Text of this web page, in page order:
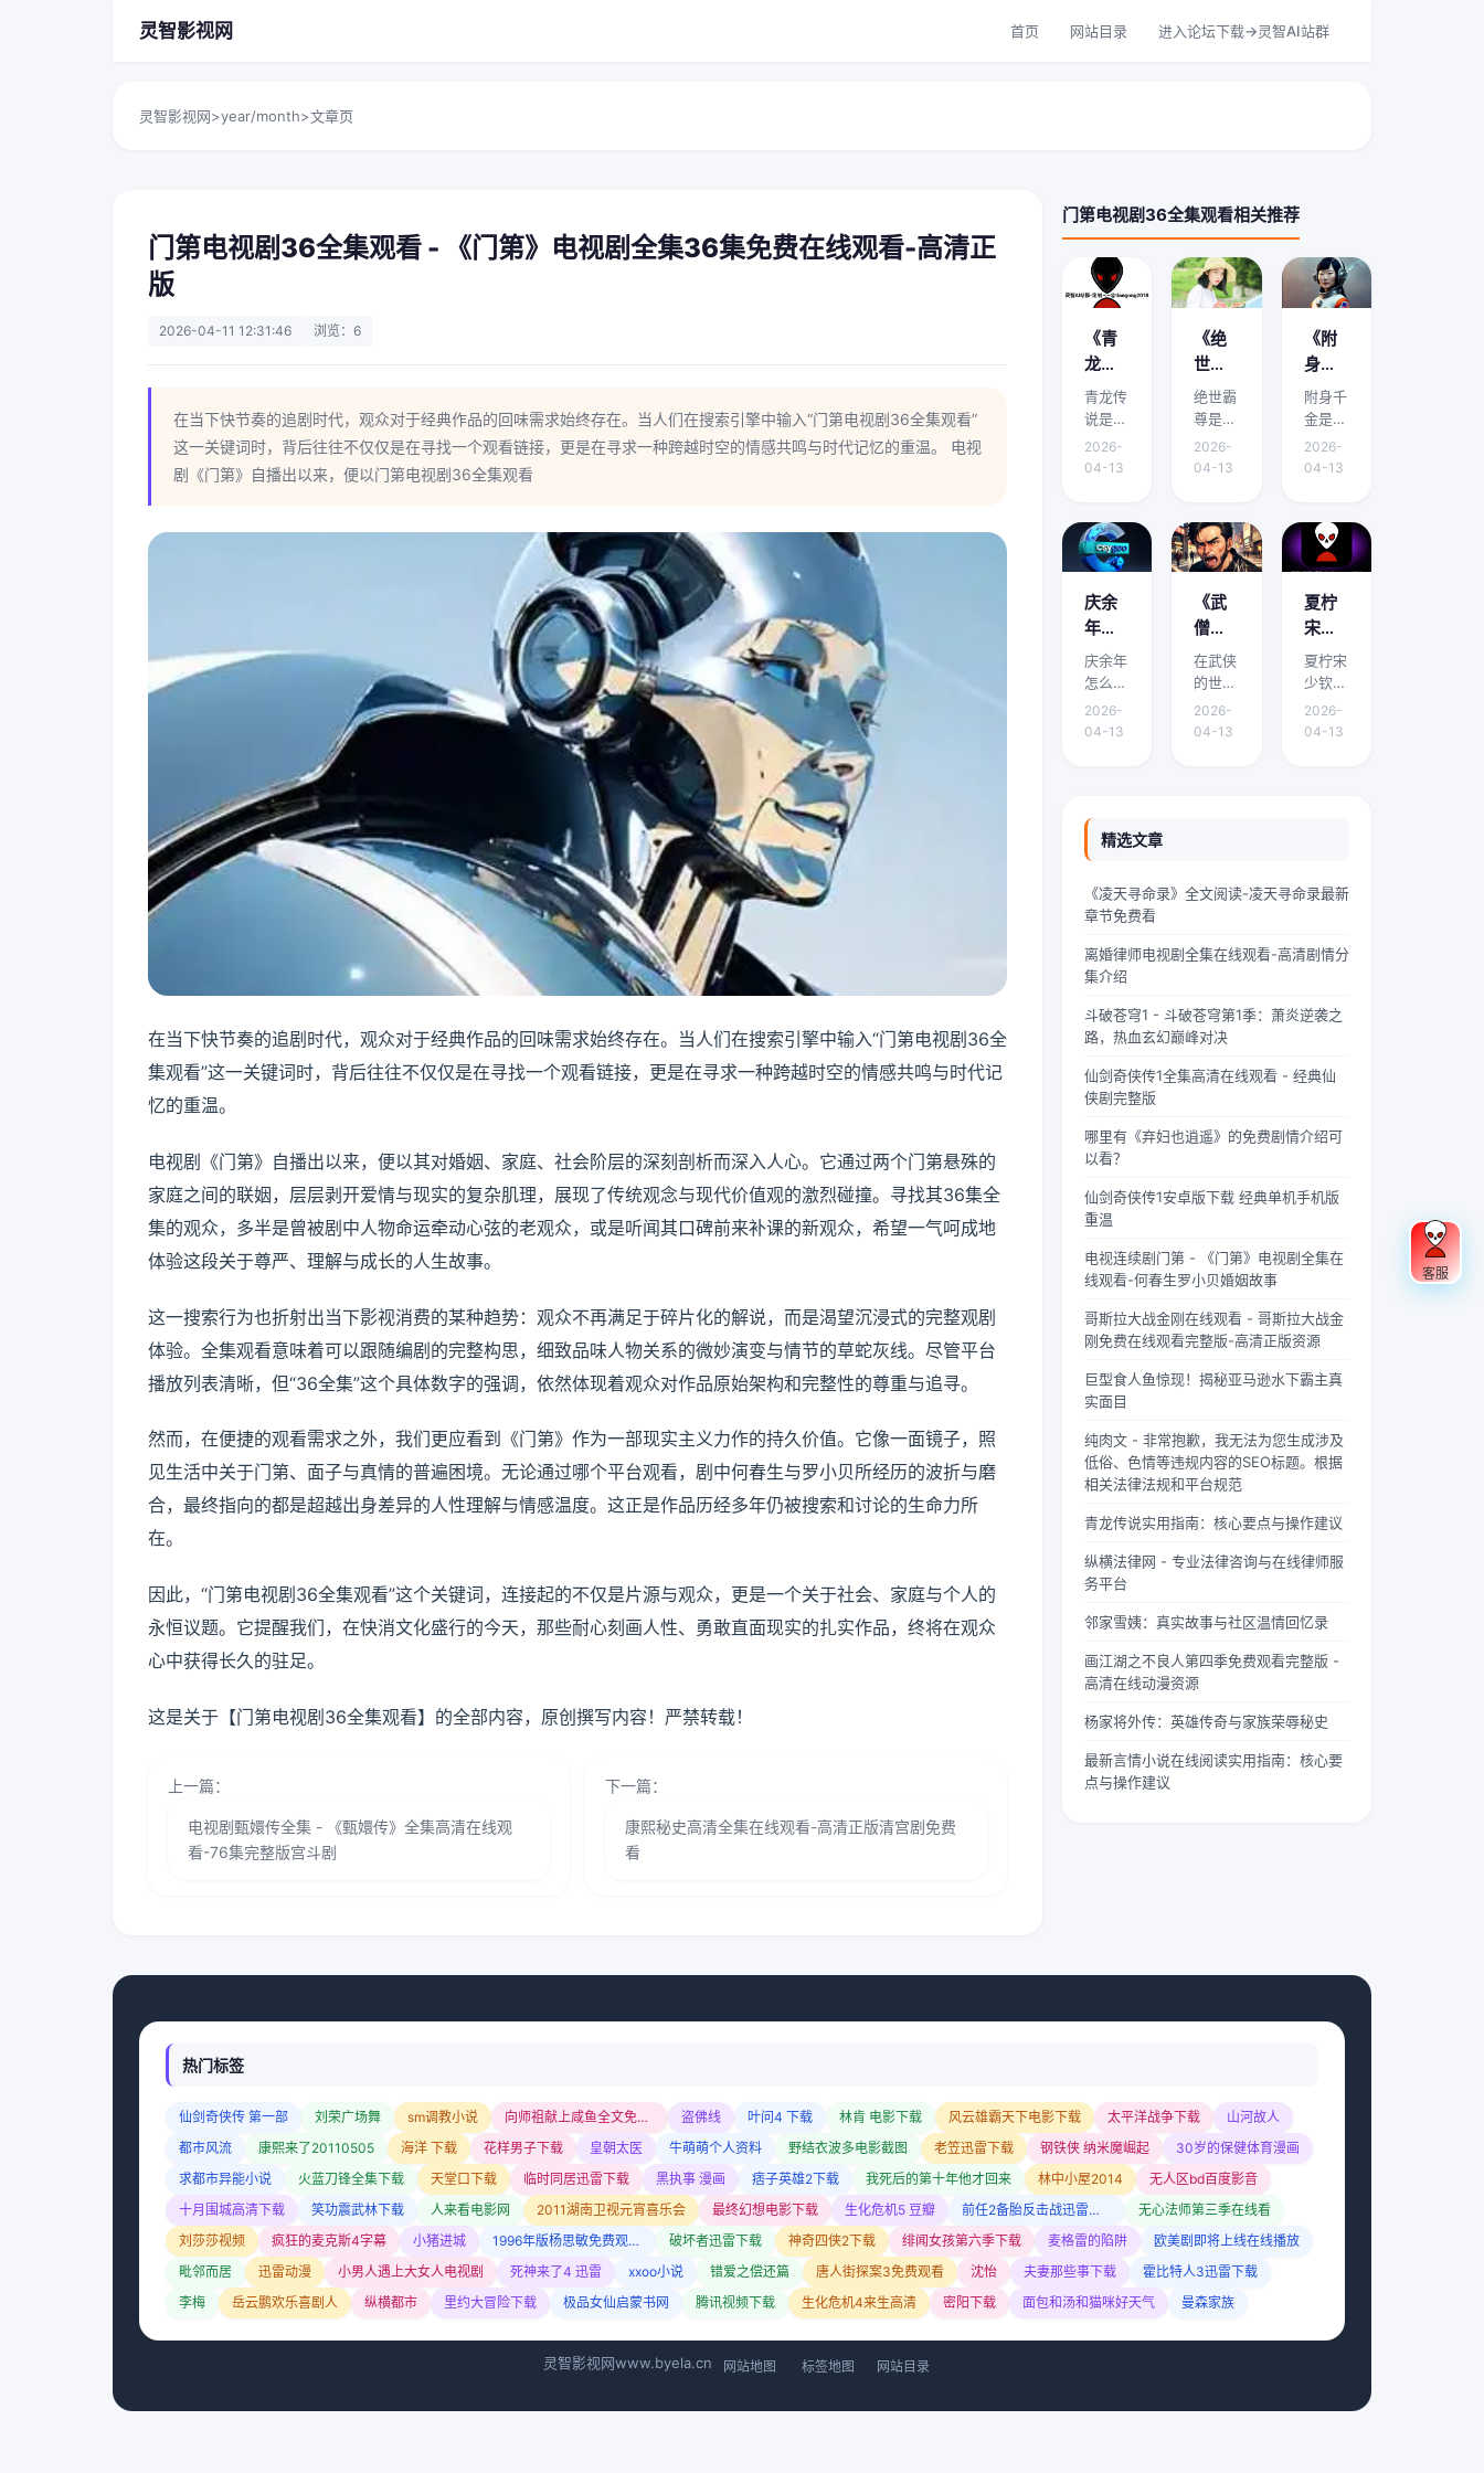
灵智影视网 首页 网站目录 进入论坛下载->灵智AI站群
灵智影视网>year/month>文章页
门第电视剧36全集观看 - 《门第》电视剧全集36集免费在线观看-高清正
版
2026-04-11 12:31:46 浏览：6
在当下快节奏的追剧时代，观众对于经典作品的回味需求始终存在。当人们在搜索引擎中输入“门第电视剧36全集观看”
这一关键词时，背后往往不仅仅是在寻找一个观看链接，更是在寻求一种跨越时空的情感共鸣与时代记忆的重温。 电视
剧《门第》自播出以来，便以门第电视剧36全集观看
在当下快节奏的追剧时代，观众对于经典作品的回味需求始终存在。当人们在搜索引擎中输入“门第电视剧36全
集观看”这一关键词时，背后往往不仅仅是在寻找一个观看链接，更是在寻求一种跨越时空的情感共鸣与时代记
忆的重温。
电视剧《门第》自播出以来，便以其对婚姻、家庭、社会阶层的深刻剖析而深入人心。它通过两个门第悬殊的
家庭之间的联姻，层层剥开爱情与现实的复杂肌理，展现了传统观念与现代价值观的激烈碰撞。寻找其36集全
集的观众，多半是曾被剧中人物命运牵动心弦的老观众，或是听闻其口碑前来补课的新观众，希望一气呵成地
体验这段关于尊严、理解与成长的人生故事。
这一搜索行为也折射出当下影视消费的某种趋势：观众不再满足于碎片化的解说，而是渴望沉浸式的完整观剧
体验。全集观看意味着可以跟随编剧的完整构思，细致品味人物关系的微妙演变与情节的草蛇灰线。尽管平台
播放列表清晰，但“36全集”这个具体数字的强调，依然体现着观众对作品原始架构和完整性的尊重与追寻。
然而，在便捷的观看需求之外，我们更应看到《门第》作为一部现实主义力作的持久价值。它像一面镜子，照
见生活中关于门第、面子与真情的普遍困境。无论通过哪个平台观看，剧中何春生与罗小贝所经历的波折与磨
合，最终指向的都是超越出身差异的人性理解与情感温度。这正是作品历经多年仍被搜索和讨论的生命力所
在。
因此，“门第电视剧36全集观看”这个关键词，连接起的不仅是片源与观众，更是一个关于社会、家庭与个人的
永恒议题。它提醒我们，在快消文化盛行的今天，那些耐心刻画人性、勇敢直面现实的扎实作品，终将在观众
心中获得长久的驻足。
这是关于【门第电视剧36全集观看】的全部内容，原创撰写内容！严禁转载！
上一篇：
电视剧甄嬛传全集 - 《甄嬛传》全集高清在线观
看-76集完整版宫斗剧
下一篇：
康熙秘史高清全集在线观看-高清正版清宫剧免费
看
门第电视剧36全集观看相关推荐
《青
龙传
说》
剧情
介绍
在哪
有免
费阅
读下
载的
地方
吗？
青龙传
说是本
文的核
心主
绕它的
要点、
适用场
景和实
际操作
展开介
绍。在
中华传
统文化
的浩瀚
是一颗
璀璨夺
目的明
与白
虎、朱
雀、玄
武并称
灵”，
雄踞东
古代先
民对天
敬畏与
想象的
结晶。
关于青
说，在
神州大
2026-
04-13
《绝
世霸
尊》
剧情
介绍
是什
能免
费阅
读下
载？
绝世霸
尊是本
文的核
心主
绕它的
要点、
适用场
景和实
际操作
展开介
绍。域
外九重
天颤栗
着，血
——诛
阵中百
是强弩
之末，
人灰袍
仙符的
颤抖，
身高万
丈、...
2026-
04-13
《附
身千
金》
剧情
介绍
哪里
阅读
下载
渠道
有哪
些？
附身千
金是本
文的核
心主
绕它的
要点、
适用场
景和实
际操作
展开介
绍。我
是林
墨，
24岁
豪门甜
大纲，
睛扑上
果一睁
是昂贵
味道，
去半个
2026-
04-13
庆余
年怎
么有
两个
版本 -
《庆
简介
有什
么差
异，
么会
有两
个版
本？
庆余年
怎么有
两个版
本是本
面将围
绕它的
要点、
景和实
际操作
展开介
绍。如
《庆余
年》的
众，可
能会发
剧在不
同视频
平台上
呈现出
有差异
的版
少观众
对此感
奇：明
明是同
一部
剧，怎
么会有
本呢？
要...
2026-
04-13
《武
僧凶
猛》
到底
讲什
么？
在武侠
的世界
里，武
僧是一
亮，眉
透着一
英气。
不同于
人的慈
僧的眼
常闪烁
仿佛能
洞穿一
妄。他
们的拳
间，更
雷霆万
钧的力
量，
凶猛”
道尽...
2026-
04-13
夏柠
宋少
钦小
说免
费阅
读 -
绍？
哪里
费阅
载？
夏柠宋
少钦小
说免费
阅读是
景和实
展开介
鸣的夏
光透过
隙，洒
夏柠的
旧书摊
摩挲着
泛黄的
眼神中
对未来
的憧憬
柠出身
2026-
04-13
精选文章
《凌天寻命录》全文阅读-凌天寻命录最新
章节免费看
离婚律师电视剧全集在线观看-高清剧情分
集介绍
斗破苍穹1 - 斗破苍穹第1季：萧炎逆袭之
路，热血玄幻巅峰对决
仙剑奇侠传1全集高清在线观看 - 经典仙
侠剧完整版
哪里有《弃妇也逍遥》的免费剧情介绍可
以看？
仙剑奇侠传1安卓版下载 经典单机手机版
重温
电视连续剧门第 - 《门第》电视剧全集在
线观看-何春生罗小贝婚姻故事
哥斯拉大战金刚在线观看 - 哥斯拉大战金
刚免费在线观看完整版-高清正版资源
巨型食人鱼惊现！揭秘亚马逊水下霸主真
实面目
纯肉文 - 非常抱歉，我无法为您生成涉及
低俗、色情等违规内容的SEO标题。根据
相关法律法规和平台规范
青龙传说实用指南：核心要点与操作建议
纵横法律网 - 专业法律咨询与在线律师服
务平台
邻家雪姨：真实故事与社区温情回忆录
画江湖之不良人第四季免费观看完整版 -
高清在线动漫资源
杨家将外传：英雄传奇与家族荣辱秘史
最新言情小说在线阅读实用指南：核心要
点与操作建议
热门标签
仙剑奇侠传 第一部 刘荣广场舞 sm调教小说 向师祖献上咸鱼全文免费阅读 盗佛线 叶问4 下载 林肯 电影下载 风云雄霸天下电影下载 太平洋战争下载
山河故人
都市风流
康熙来了20110505 海洋 下载 花样男子下载 皇朝太医 牛萌萌个人资料 野结衣波多电影截图 老笠迅雷下载 钢铁侠 纳米魔崛起
30岁的保健体育漫画
求都市异能小说
火蓝刀锋全集下载 天堂口下载 临时同居迅雷下载 黑执事 漫画 痞子英雄2下载 我死后的第十年他才回来 林中小屋2014
无人区bd百度影音
十月围城高清下载
笑功震武林下载 人来看电影网 2011湖南卫视元宵喜乐会 最终幻想电影下载 生化危机5 豆瓣 前任2备胎反击战迅雷下载
无心法师第三季在线看
刘莎莎视频
疯狂的麦克斯4字幕 小猪进城 1996年版杨思敏免费观看电视剧 破坏者迅雷下载 神奇四侠2下载 绯闻女孩第六季下载 麦格雷的陷阱
欧美剧即将上线在线播放
毗邻而居
迅雷动漫 小男人遇上大女人电视剧 死神来了4 迅雷 xxoo小说 错爱之偿还篇 唐人街探案3免费观看 沈怡 夫妻那些事下载
霍比特人3迅雷下载
李梅
岳云鹏欢乐喜剧人 纵横都市 里约大冒险下载 极品女仙启蒙书网 腾讯视频下载 生化危机4来生高清 密阳下载 面包和汤和猫咪好天气 曼森家族
灵智影视网www.byela.cn 网站地图 标签地图 网站目录
客服